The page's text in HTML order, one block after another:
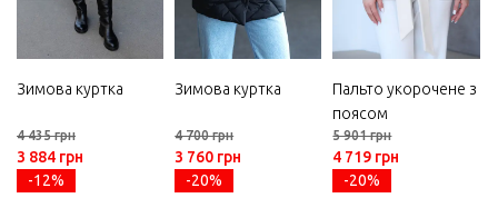
Зимова куртка
4 435 грн
3 884 грн
-12%
Зимова куртка
4 700 грн
3 760 грн
-20%
Пальто укорочене з
поясом
5 901 грн
4 719 грн
-20%